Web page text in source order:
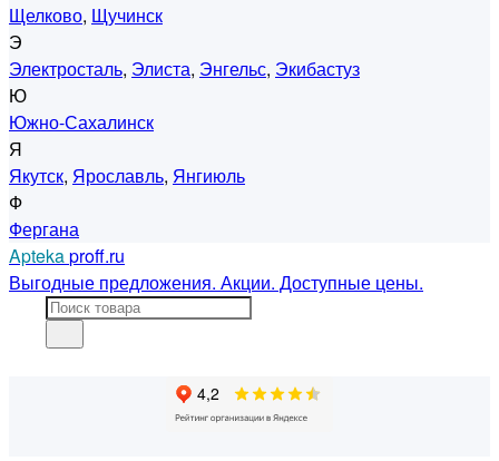
Щелково, Щучинск
Э
Электросталь, Элиста, Энгельс, Экибастуз
Ю
Южно-Сахалинск
Я
Якутск, Ярославль, Янгиюль
Ф
Фергана
Aptekaproff.ru
Выгодные предложения. Акции. Доступные цены.